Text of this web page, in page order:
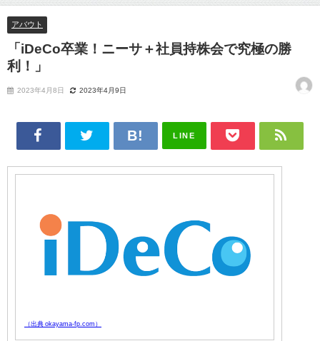
アバウト
「iDeCo卒業！ニーサ＋社員持株会で究極の勝
利！」
2023年4月8日 2023年4月9日
LINE
（出典 okayama-fp.com）